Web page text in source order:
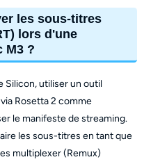
les sous-titres
lors d'une
M3 ?
Silicon, utiliser un outil
Rosetta 2 comme
le manifeste de streaming.
les sous-titres en tant que
multiplexer (Remux)